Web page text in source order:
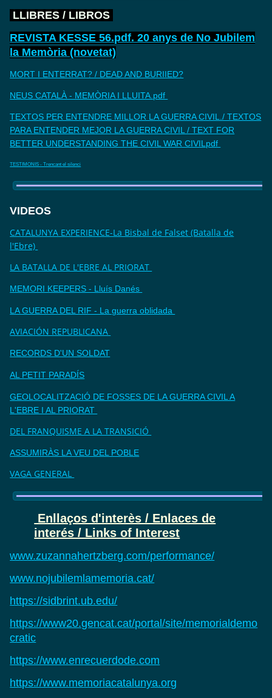
LLIBRES/ LIBROS
REVISTA KESSE 56.pdf. 20 anys de No Jubilem
la Memòria (novetat)
MORT I ENTERRAT? / DEAD AND BURIIED?
NEUS CATALÀ - MEMÒRIA I LLUITA.pdf
TEXTOS PER ENTENDRE MILLOR LA GUERRA CIVIL./ TEXTOS
PARA ENTENDER MEJOR LA GUERRA CIVIL / TEXT FOR
BETTER UNDERSTANDING THE CIVIL WAR CIVILpdf
TESTIMONIS - Trencant el silenci
VIDEOS
CATALUNYA EXPERIENCE-La Bisbal de Falset (Batalla de
l'Ebre)
LA BATALLA DE L'EBRE AL PRIORAT
MEMORI KEEPERS - Lluís Danés
LA GUERRA DEL RIF - La guerra oblidada
AVIACIÓN REPUBLICANA
RECORDS D'UN SOLDAT
AL PETIT PARADÍS
GEOLOCALITZACIÓ DE FOSSES DE LA GUERRA CIVIL A
L'EBRE I AL PRIORAT
DEL FRANQUISME A LA TRANSICIÓ
ASSUMIRÀS LA VEU DEL POBLE
VAGA GENERAL
Enllaços d'interès / Enlaces de
interés / Links of Interest
www.zuzannahertzberg.com/performance/
www.nojubilemlamemoria.cat/
https://sidbrint.ub.edu/
https://www20.gencat.cat/portal/site/memorialdemo
cratic
https://www.enrecuerdode.com
https://www.memoriacatalunya.org